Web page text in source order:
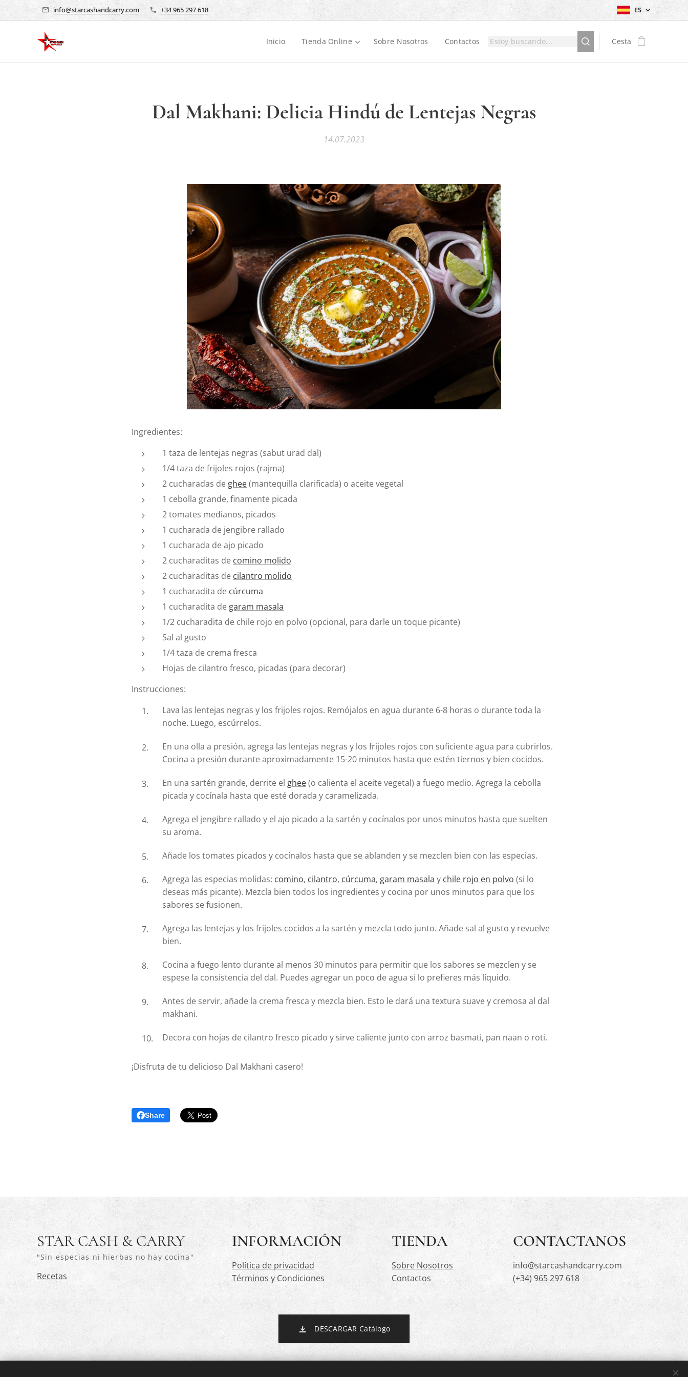
info@starcashandcarry.com +34 965 297 618 ES
Inicio Tienda Online Sobre Nosotros Contactos Cesta
Dal Makhani: Delicia Hindú de Lentejas Negras
14.07.2023
Ingredientes:
1 taza de lentejas negras (sabut urad dal)
1/4 taza de frijoles rojos (rajma)
2 cucharadas de ghee(mantequilla clarificada) o aceite vegetal
1 cebolla grande, finamente picada
2 tomates medianos, picados
1 cucharada de jengibre rallado
1 cucharada de ajo picado
2 cucharaditas de comino molido
2 cucharaditas de cilantro molido
1 cucharadita de cúrcuma
1 cucharadita de garam masala
1/2 cucharadita de chile rojo en polvo (opcional, para darle un toque picante)
Sal al gusto
1/4 taza de crema fresca
Hojas de cilantro fresco, picadas (para decorar)
Instrucciones:
Lava las lentejas negras y los frijoles rojos. Remójalos en agua durante 6-8 horas o durante toda la
noche. Luego, escúrrelos.
En una olla a presión, agrega las lentejas negras y los frijoles rojos con suficiente agua para cubrirlos.
Cocina a presión durante aproximadamente 15-20 minutos hasta que estén tiernos y bien cocidos.
En una sartén grande, derrite el ghee(o calienta el aceite vegetal) a fuego medio. Agrega la cebolla
picada y cocínala hasta que esté dorada y caramelizada.
Agrega el jengibre rallado y el ajo picado a la sartén y cocínalos por unos minutos hasta que suelten
su aroma.
Añade los tomates picados y cocínalos hasta que se ablanden y se mezclen bien con las especias.
Agrega las especias molidas: comino, cilantro, cúrcuma, garam masala y chile rojo en polvo (si lo
deseas más picante). Mezcla bien todos los ingredientes y cocina por unos minutos para que los
sabores se fusionen.
Agrega las lentejas y los frijoles cocidos a la sartén y mezcla todo junto. Añade sal al gusto y revuelve
bien.
Cocina a fuego lento durante al menos 30 minutos para permitir que los sabores se mezclen y se
espese la consistencia del dal. Puedes agregar un poco de agua si lo prefieres más líquido.
Antes de servir, añade la crema fresca y mezcla bien. Esto le dará una textura suave y cremosa al dal
makhani.
Decora con hojas de cilantro fresco picado y sirve caliente junto con arroz basmati, pan naan o roti.
¡Disfruta de tu delicioso Dal Makhani casero!
Share
STAR CASH & CARRY
"Sin especias ni hierbas no hay cocina"
Recetas
INFORMACIÓN
Política de privacidad
Términos y Condiciones
TIENDA
Sobre Nosotros
Contactos
CONTACTANOS
info@starcashandcarry.com
(+34) 965 297 618
DESCARGAR Catálogo